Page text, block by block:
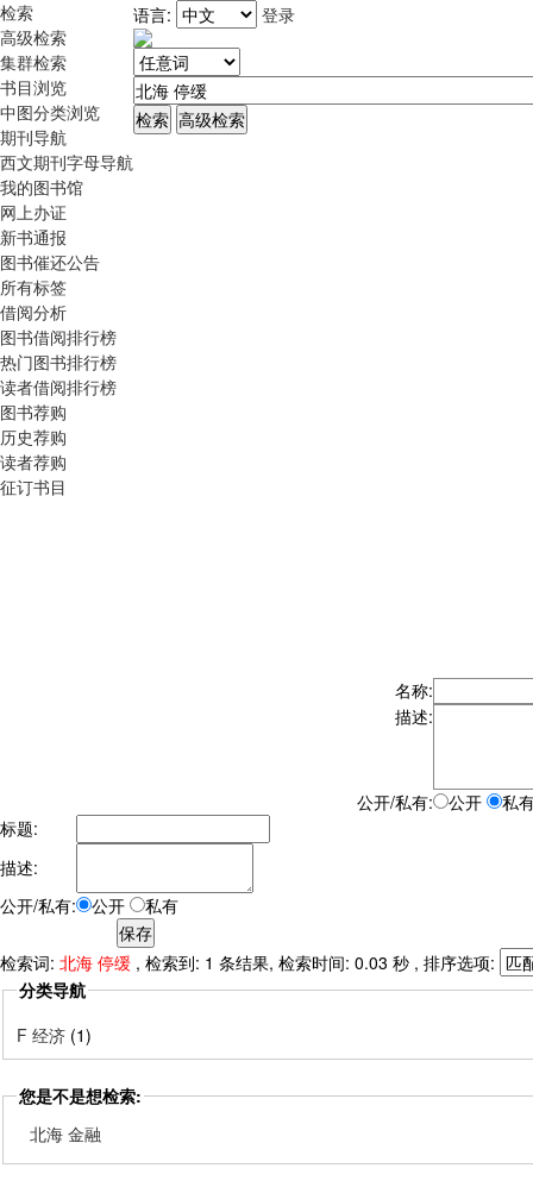
检索
高级检索
集群检索
书目浏览
中图分类浏览
期刊导航
西文期刊字母导航
我的图书馆
网上办证
新书通报
图书催还公告
所有标签
借阅分析
图书借阅排行榜
热门图书排行榜
读者借阅排行榜
图书荐购
历史荐购
读者荐购
征订书目
语言: 登录
名称:
描述:
公开/私有: 公开
私
标题:
描述:
公开/私有:
公开 私有
检索词: 北海 停缓 , 检索到: 1 条结果, 检索时间: 0.03 秒 , 排序选项:
分类导航
F 经济 (1)
您是不是想检索:
北海 金融